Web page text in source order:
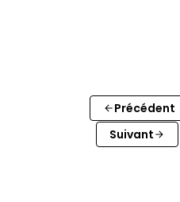
Précédent
Suivant